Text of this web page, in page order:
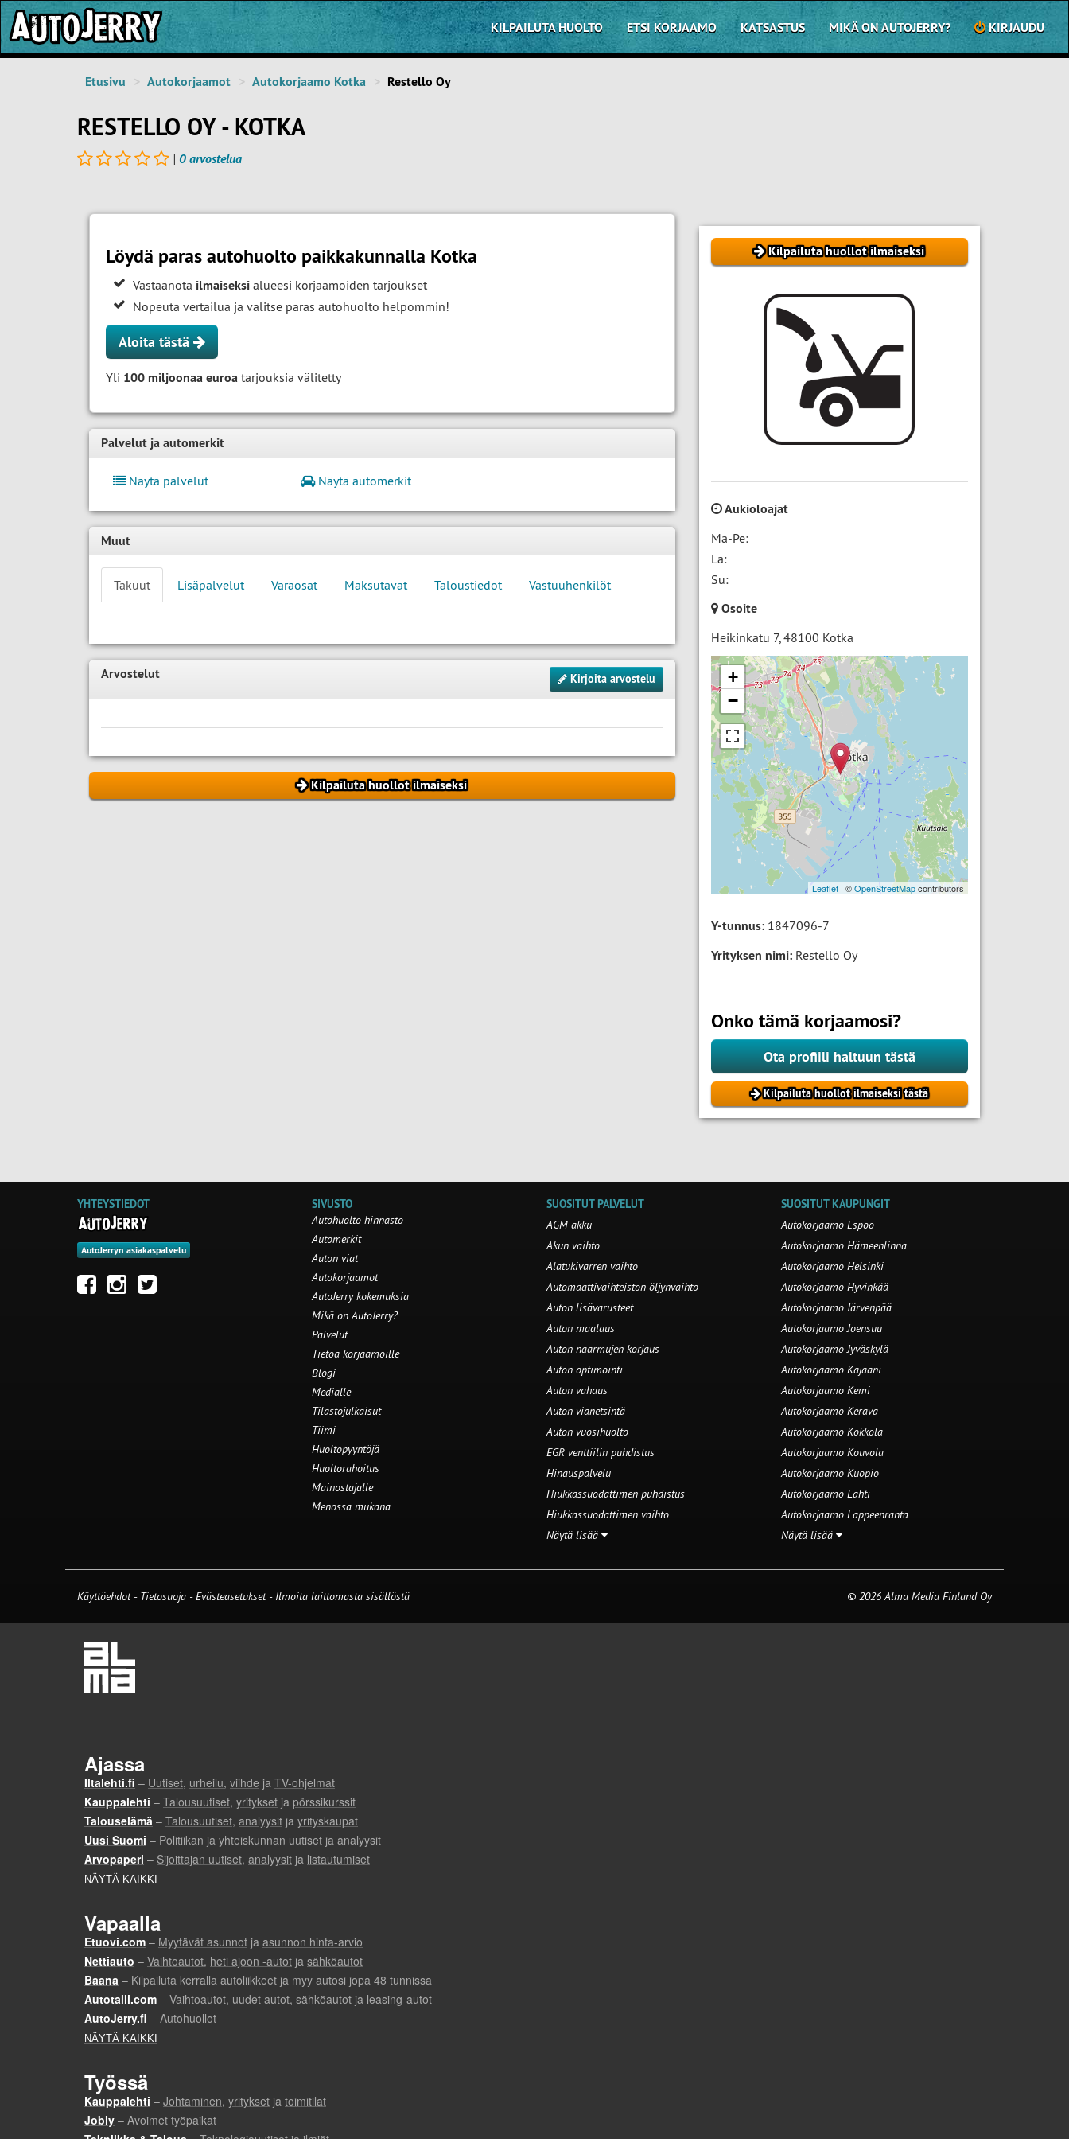
KILPAILUTA HUOLTO ETSI KORJAAMO KATSASTUS MIKÄ ON AUTOJERRY? KIRJAUDU
Etusivu Autokorjaamot Autokorjaamo Kotka Restello Oy
RESTELLO OY - KOTKA
| 0 arvostelua
Kilpailuta huollot ilmaiseksi
Aukioloajat
Ma-Pe:
La:
Su:
Osoite
Heikinkatu 7,48100 Kotka
+
−
Leaflet | ©OpenStreetMapcontributors
Y-tunnus:1847096-7
Yrityksen nimi:Restello Oy
Onko tämä korjaamosi?
Ota profiili haltuun tästä
Kilpailuta huollot ilmaiseksi tästä
Löydä paras autohuolto paikkakunnalla Kotka
Vastaanota ilmaiseksi alueesi korjaamoiden tarjoukset
Nopeuta vertailua ja valitse paras autohuolto helpommin!
Aloita tästä
Yli 100 miljoonaa euroa tarjouksia välitetty
Palvelut ja automerkit
Näytä palvelut Näytä automerkit
Muut
Takuut Lisäpalvelut Varaosat Maksutavat Taloustiedot Vastuuhenkilöt
Arvostelut Kirjoita arvostelu
Kilpailuta huollot ilmaiseksi
YHTEYSTIEDOT
AutoJerryn asiakaspalvelu
SIVUSTO
Autohuolto hinnasto
Automerkit
Auton viat
Autokorjaamot
AutoJerry kokemuksia
Mikä on AutoJerry?
Palvelut
Tietoa korjaamoille
Blogi
Medialle
Tilastojulkaisut
Tiimi
Huoltopyyntöjä
Huoltorahoitus
Mainostajalle
Menossa mukana
SUOSITUT PALVELUT
AGM akku
Akun vaihto
Alatukivarren vaihto
Automaattivaihteiston öljynvaihto
Auton lisävarusteet
Auton maalaus
Auton naarmujen korjaus
Auton optimointi
Auton vahaus
Auton vianetsintä
Auton vuosihuolto
EGR venttiilin puhdistus
Hinauspalvelu
Hiukkassuodattimen puhdistus
Hiukkassuodattimen vaihto
Näytä lisää
SUOSITUT KAUPUNGIT
Autokorjaamo Espoo
Autokorjaamo Hämeenlinna
Autokorjaamo Helsinki
Autokorjaamo Hyvinkää
Autokorjaamo Järvenpää
Autokorjaamo Joensuu
Autokorjaamo Jyväskylä
Autokorjaamo Kajaani
Autokorjaamo Kemi
Autokorjaamo Kerava
Autokorjaamo Kokkola
Autokorjaamo Kouvola
Autokorjaamo Kuopio
Autokorjaamo Lahti
Autokorjaamo Lappeenranta
Näytä lisää
Käyttöehdot - Tietosuoja -Evästeasetukset- Ilmoita laittomasta sisällöstä © 2026 Alma Media Finland Oy